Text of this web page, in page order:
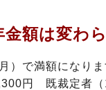
額は変わ
）で満額になり
円 既裁定者（